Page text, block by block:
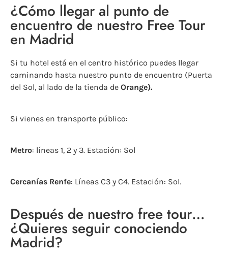
¿Cómo llegar al punto de
encuentro de nuestro Free Tour
en Madrid
Si tu hotel está en el centro histórico puedes llegar
caminando hasta nuestro punto de encuentro (Puerta
del Sol, al lado de la tienda de Orange).
Si vienes en transporte público:
Metro: líneas 1, 2 y 3. Estación: Sol
Cercanías Renfe: Líneas C3 y C4. Estación: Sol.
Después de nuestro free tour…
¿Quieres seguir conociendo
Madrid?